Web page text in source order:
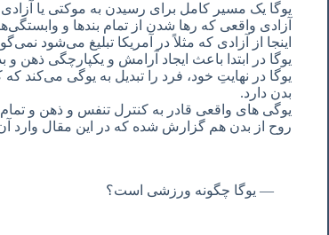
یوگا یک مسیر کامل برای رسیدن به موکتی یا
آزادی واقعی که رها شدن از تمام بندها و
اینجا از آزادی که مثلاً در آمریکا تبلیغ می‌شود
یوگا در ابتدا باعث ایجاد آرامش و یکپارچگی ذهن
یوگا در نهایتِ خود، فرد را تبدیل به یوگی می‌کند
بدن دارد.
یوگی های واقعی قادر به کنترل تنفس و ذهن و
روح از بدن هم گزارش شده که در این مقال وارد
یوگا چگونه ورزشی است؟